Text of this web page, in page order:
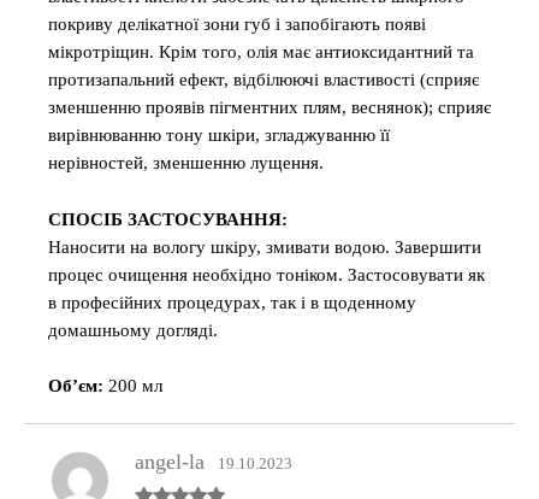
покриву делікатної зони губ і запобігають появі
мікротріщин. Крім того, олія має антиоксидантний та
протизапальний ефект, відбілюючі властивості (сприяє
зменшенню проявів пігментних плям, веснянок); сприяє
вирівнюванню тону шкіри, згладжуванню її
нерівностей, зменшенню лущення.
СПОСІБ ЗАСТОСУВАННЯ:
Наносити на вологу шкіру, змивати водою. Завершити
процес очищення необхідно тоніком. Застосовувати як
в професійних процедурах, так і в щоденному
домашньому догляді.
Об’єм: 200 мл
angel-la 19.10.2023